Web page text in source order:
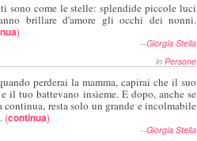
sono come le stelle: splendide piccole luci
brillare d'amore gli occhi dei nonni.
)
--Giorgia Stella
in Persone
perderai la mamma, capirai che il suo
il tuo battevano insieme. E dopo, anche se
continua, resta solo un grande e incolmabile
(continua)
--Giorgia Stella